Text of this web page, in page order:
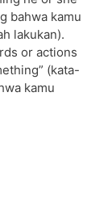
bahwa kamu
lakukan).
or actions
(kata-
kamu